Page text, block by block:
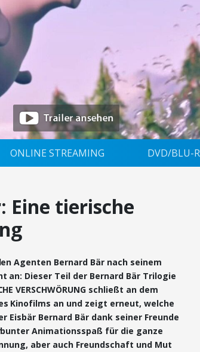
ONLINE STREAMING DVD/BLU-
Eine tierische
Agenten Bernard Bär nach seinem
an: Dieser Teil der Bernard Bär Trilogie
VERSCHWÖRUNG schließt an dem
Kinofilms an und zeigt erneut, welche
Eisbär Bernard Bär dank seiner Freunde
Animationsspaß für die ganze
aber auch Freundschaft und Mut